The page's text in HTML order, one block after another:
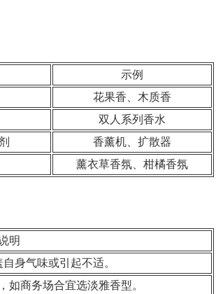
示例
花果香、木质香
双人系列香水
香薰机、扩散器
薰衣草香氛、柑橘香氛
明
身气味或引起不适。
如商务场合宜选淡雅香型。